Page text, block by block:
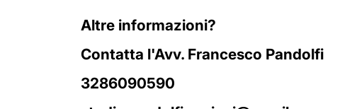
Altre informazioni?
Contatta l'Avv. Francesco Pandolfi
3286090590